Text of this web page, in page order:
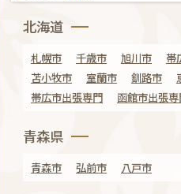
北海道
札幌市 千歳市 旭川市 帯
苫小牧市
室蘭市 釧路市
帯広市出張専門
函館市出張
青森県
青森市 弘前市 八戸市